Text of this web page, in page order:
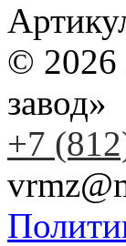
© 2026
завод»
+7